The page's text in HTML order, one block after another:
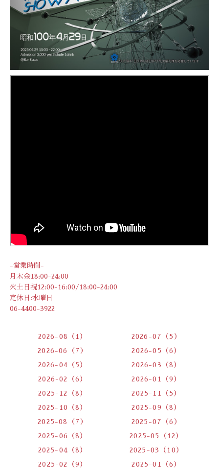
-営業時間-
月木金18:00-24:00
火土日祝12:00-16:00/18:00-24:00
定休日:水曜日
06-4400-3922
2026-08（1） 2026-07（5）
2026-06（7） 2026-05（6）
2026-04（5） 2026-03（8）
2026-02（6） 2026-01（9）
2025-12（8） 2025-11（5）
2025-10（8） 2025-09（8）
2025-08（7） 2025-07（6）
2025-06（8） 2025-05（12）
2025-04（8） 2025-03（10）
2025-02（9） 2025-01（6）